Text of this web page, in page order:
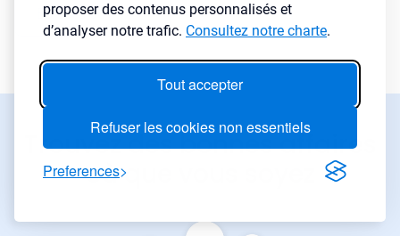
proposer des contenus personnalisés et
d’analyser notre trafic. Consultez notre charte.
Tout accepter
Refuser les cookies non essentiels
Preferences
Baisses de prix→
Trouvez des bonnes affaires
où que vous soyez